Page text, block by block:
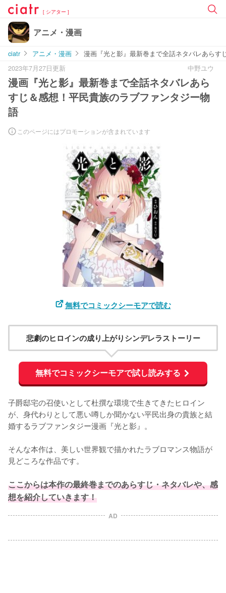
[ シアター ]
アニメ・漫画
ciatr アニメ・漫画
漫画『光と影』最新巻まで全話ネタバレあら
2023年7月27日更新
中野ユウ
漫画『光と影』最新巻まで全話ネタバレあら
すじ＆感想！平民貴族のラブファンタジー物
語
このページにはプロモーションが含まれています
無料でコミックシーモアで読む
悲劇のヒロインの成り上がりシンデレラストーリー
無料でコミックシーモアで試し読みする
子爵邸宅の召使いとして杜撰な環境で生きてきたヒロイン
が、身代わりとして悪い噂しか聞かない平民出身の貴族と結
婚するラブファンタジー漫画『光と影』。
そんな本作は、美しい世界観で描かれたラブロマンス物語が
見どころな作品です。
ここからは本作の最終巻までのあらすじ・ネタバレや、感
想を紹介していきます！
AD